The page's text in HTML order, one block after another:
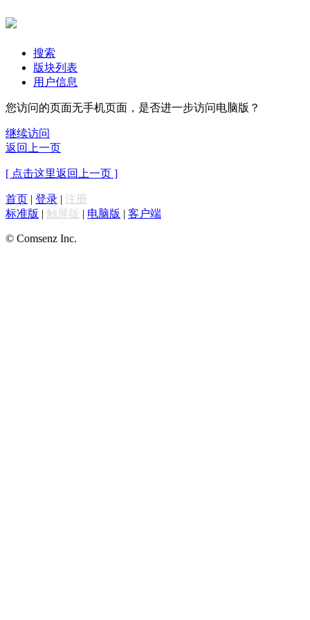
搜索
版块列表
用户信息
您访问的页面无手机页面，是否进一步访问电脑版？
继续访问
返回上一页
[ 点击这里返回上一页 ]
首页 | 登录 | 注册
标准版 | 触屏版 | 电脑版 | 客户端
© Comsenz Inc.